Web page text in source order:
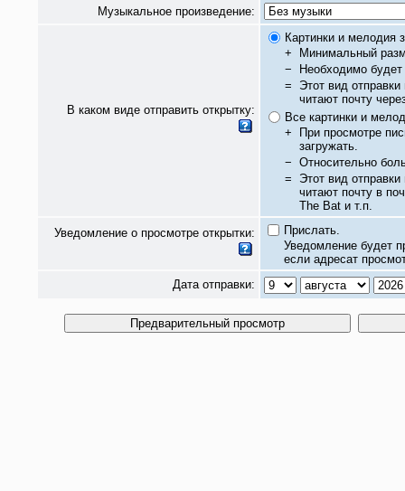
Музыкальное произведение:
В каком виде отправить открытку:
Картинки и мелодия
+
Минимальный
−
Необходимо будет
= Этот вид
читают почту
Все картинки и
+
При просмотре
загружать.
− Относительно
= Этот вид
читают почту в
The Bat и т.п.
Уведомление о просмотре открытки:
Прислать.
Уведомление будет
если адресат
Дата отправки: